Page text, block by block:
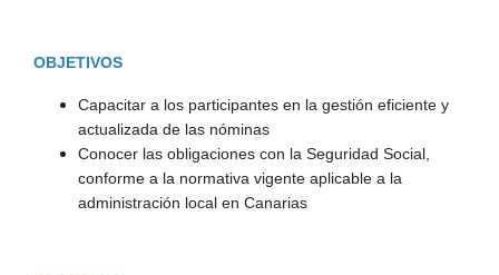
OBJETIVOS
Capacitar a los participantes en la gestión eficiente y
actualizada de las nóminas
Conocer las obligaciones con la Seguridad Social,
conforme a la normativa vigente aplicable a la
administración local en Canarias